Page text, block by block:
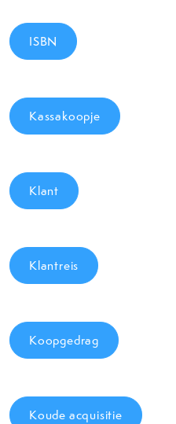
ISBN
Kassakoopje
Klant
Klantreis
Koopgedrag
Koude acquisitie